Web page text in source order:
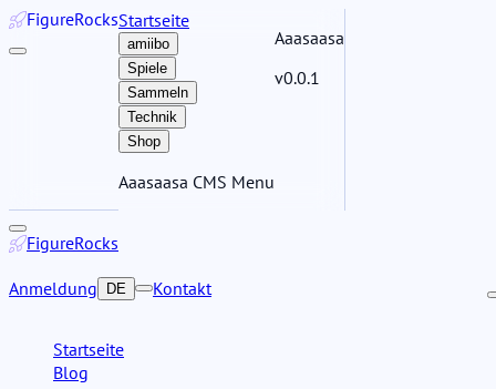
FigureRocksStartseite
amiibo
Spiele
Sammeln
Technik
Shop
Aaasaasa CMS Menu
Aaasaasa
v0.0.1
FigureRocks
Anmeldung DE Kontakt
Startseite
Blog